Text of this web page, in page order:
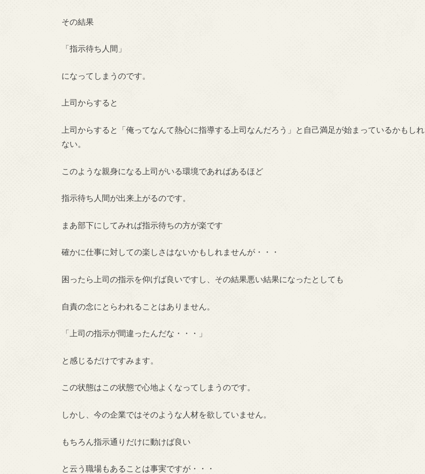
その結果
「指示待ち人間」
になってしまうのです。
上司からすると
上司からすると「俺ってなんて熱心に指導する上司なんだろう」と自己満足が始まっているかもしれ
ない。
このような親身になる上司がいる環境であればあるほど
指示待ち人間が出来上がるのです。
まあ部下にしてみれば指示待ちの方が楽です
確かに仕事に対しての楽しさはないかもしれませんが・・・
困ったら上司の指示を仰げば良いですし、その結果悪い結果になったとしても
自責の念にとらわれることはありません。
「上司の指示が間違ったんだな・・・」
と感じるだけですみます。
この状態はこの状態で心地よくなってしまうのです。
しかし、今の企業ではそのような人材を欲していません。
もちろん指示通りだけに動けば良い
と云う職場もあることは事実ですが・・・